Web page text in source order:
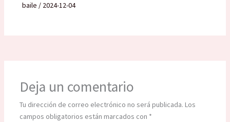
baile / 2024-12-04
Deja un comentario
Tu dirección de correo electrónico no será publicada. Los
campos obligatorios están marcados con *